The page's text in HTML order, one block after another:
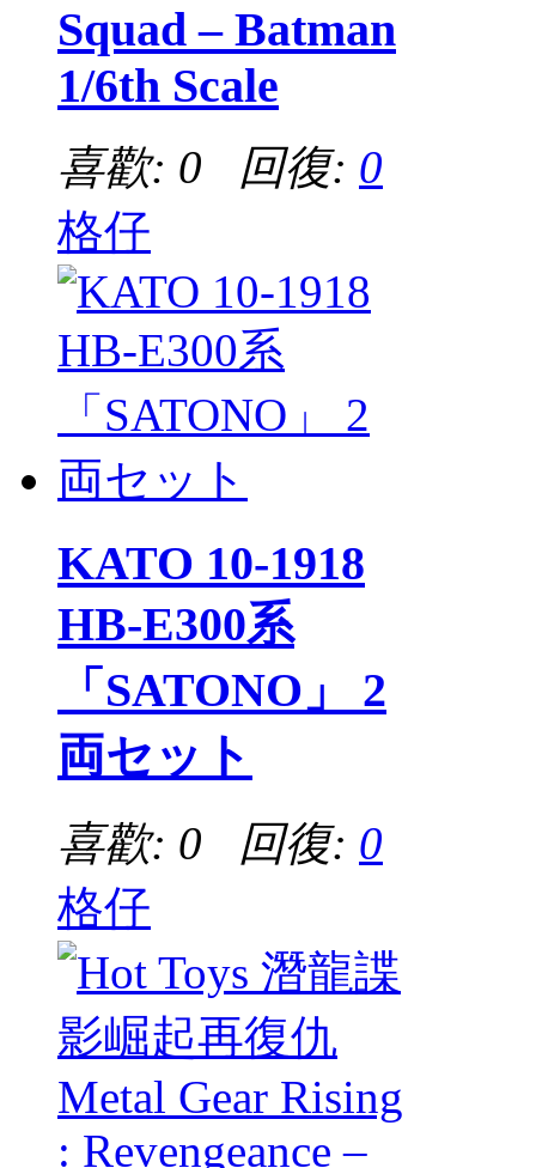
Squad – Batman
1/6th Scale
喜歡: 0 回復: 0
格仔
KATO 10-1918
HB-E300系
「SATONO」 2
両セット
喜歡: 0 回復: 0
格仔